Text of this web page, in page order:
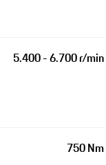
5.400 - 6.700 r/min
750 Nm